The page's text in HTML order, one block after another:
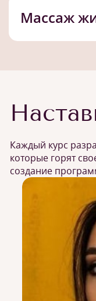
Массаж
Каждый курс
которые горят
создание